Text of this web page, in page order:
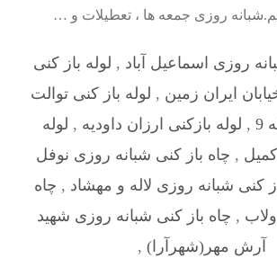
روزی جمعه ها ، تعطیلات و …
روزی اسماعیل آباد , لوله باز کنی
ایران زمین , لوله باز کنی توالت
, لوله بازکنی ارزان داودیه , لوله
, چاه باز کنی شبانه روزی نوفل
کنی شبانه روزی لاله و مهشاد , چاه
, چاه باز کنی شبانه روزی شهيد
آرش مهر(شهرآرا) ,